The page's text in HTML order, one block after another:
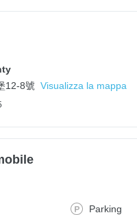
12-8號 Visualizza la mappa
Parking